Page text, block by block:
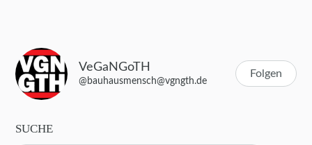
VeGaNGoTH
@bauhausmensch@vgngth.de
Folgen
SUCHE